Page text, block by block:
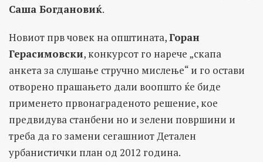
Саша Богдановиќ.
Новиот прв човек на општината,Горан
Герасимовски, конкурсот го нарече „скапа
анкета за слушање стручно мислење“ и го остави
отворено прашањето дали воопшто ќе биде
применето првонаграденото решение, кое
предвидува станбени но и зелени површини и
треба да го замени сегашниот Детален
урбанистички план од 2012 година.